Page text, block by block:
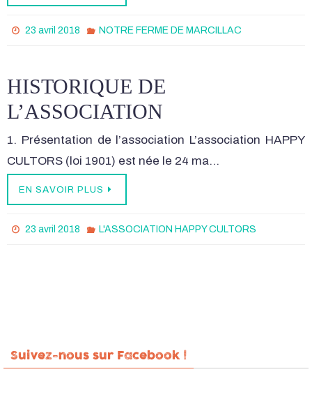
23 avril 2018 NOTRE FERME DE MARCILLAC
HISTORIQUE DE
L’ASSOCIATION
1. Présentation de l’association L’association HAPPY
CULTORS (loi 1901) est née le 24 ma…
EN SAVOIR PLUS
23 avril 2018 L'ASSOCIATION HAPPY CULTORS
Suivez-nous sur Facebook !